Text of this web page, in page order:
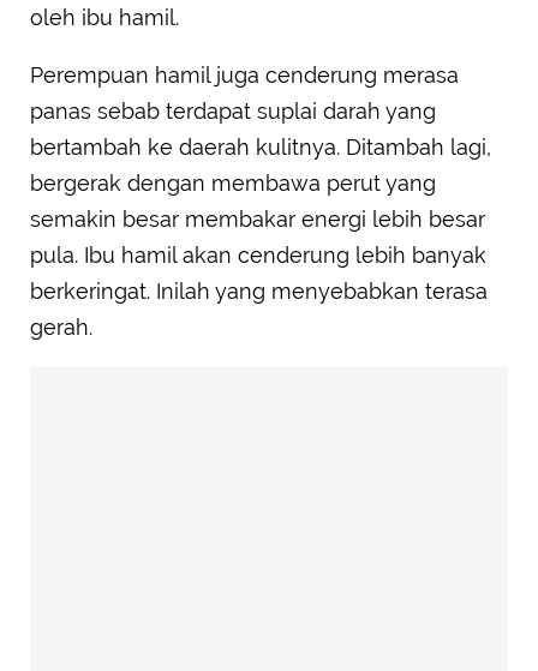
oleh ibu hamil.
Perempuan hamil juga cenderung merasa
panas sebab terdapat suplai darah yang
bertambah ke daerah kulitnya. Ditambah lagi,
bergerak dengan membawa perut yang
semakin besar membakar energi lebih besar
pula. Ibu hamil akan cenderung lebih banyak
berkeringat. Inilah yang menyebabkan terasa
gerah.